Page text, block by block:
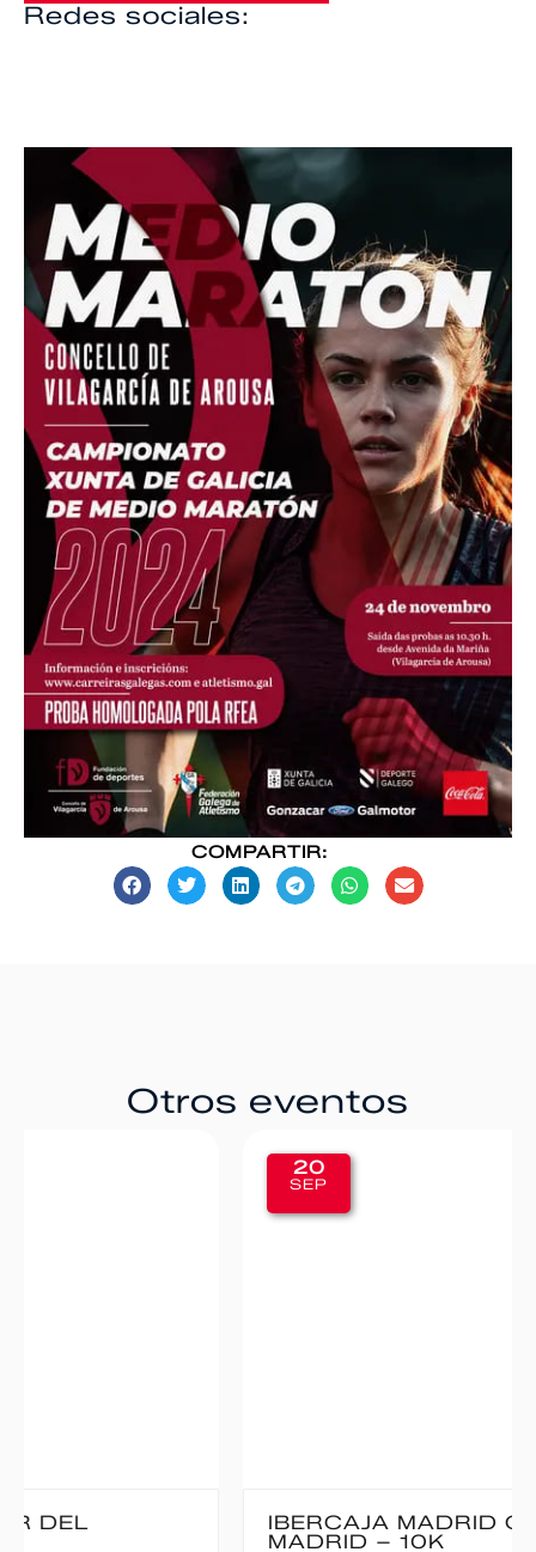
Redes sociales:
COMPARTIR:
Otros eventos
IBERCAJA MADRID CORRE POR